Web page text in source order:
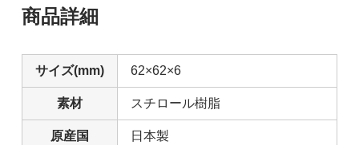
商品詳細
サイズ(mm) 62×62×6
素材 スチロール樹脂
原産国 日本製